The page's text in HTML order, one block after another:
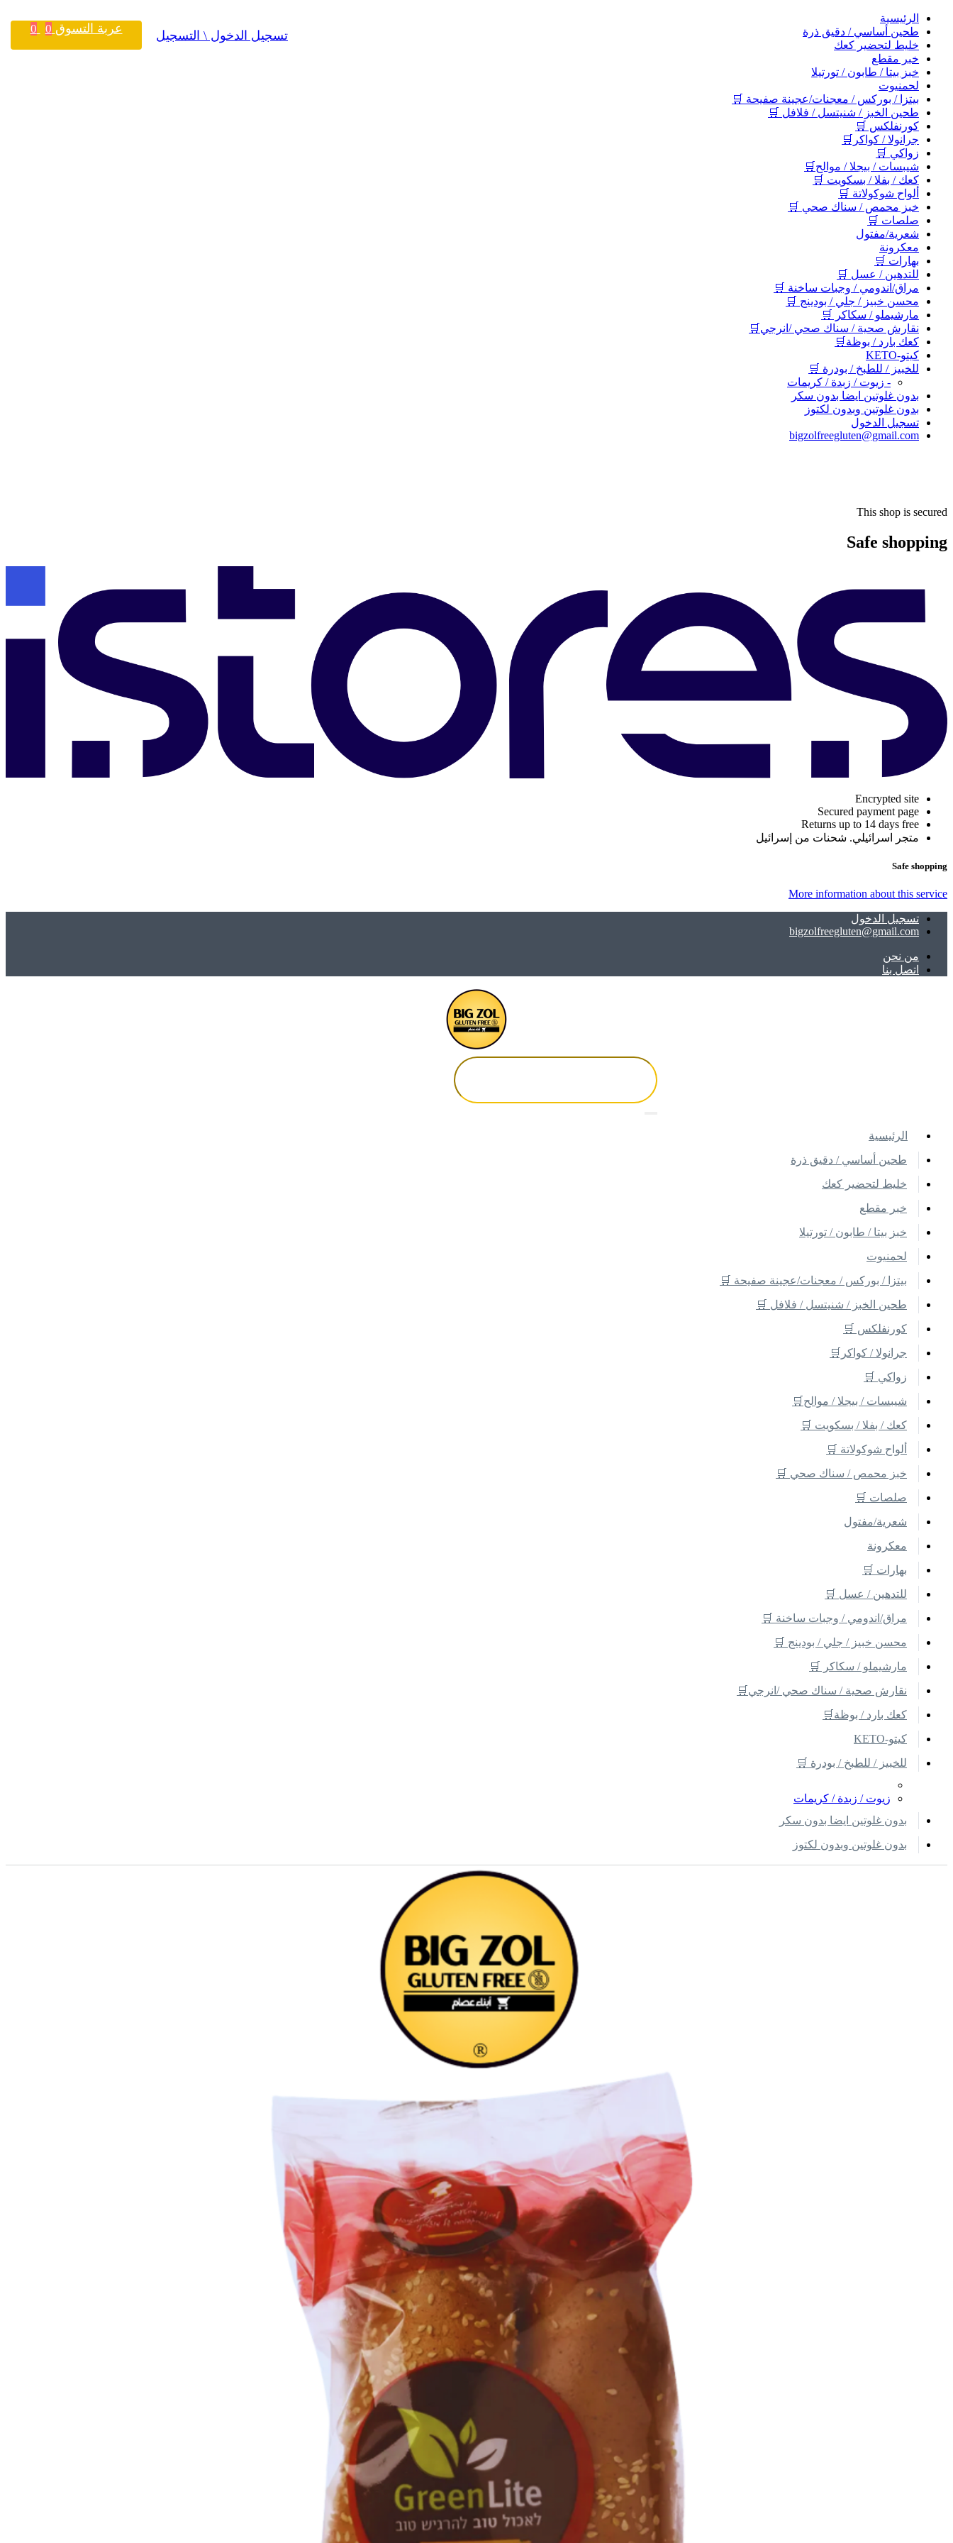
اﻟﺮﺋﻴﺴﻴﺔ
طحين أساسي / دقيق ذرة
خليط لتحضير كعك
خبر مقطع
خبز بيتا / طابون / تورتيلا
لحمنيوت
بيتزا / بوركس / معجنات/عجينة صفيحة 🛒
طحين الخبز / شنيتسل / فلافل 🛒
كورنفلكس 🛒
جرانولا / كواكر🛒
زواكي 🛒
شيبسات / بيجلا / موالح🛒
كعك / بفلا / بسكويت 🛒
ألواح شوكولاتة 🛒
خبز محمص / سناك صحي 🛒
صلصات 🛒
شعرية/مفتول
معكرونة
بهارات 🛒
للتدهين / عسل 🛒
مراق/اندومي / وجبات ساخنة 🛒
محسن خبيز / جلي / بودينج 🛒
مارشيملو / سكاكر 🛒
نقارش صحية / سناك صحي /انرجي🛒
كعك بارد / بوظة🛒
كيتو-KETO
للخبيز / للطبخ / بودرة 🛒
- زيوت / زبدة / كريمات
بدون غلوتين ايضا بدون سكر
بدون غلوتين وبدون لكتوز
تسجيل الدخول
bigzolfreegluten@gmail.com
This shop is secured
Safe shopping
Encrypted site
Secured payment page
Returns up to 14 days free
متجر اسرائيلي. شحنات من إسرائيل
Safe shopping
More information about this service
تسجيل الدخول
bigzolfreegluten@gmail.com
ﻣﻦ ﻧﺤﻦ
اتصل بنا
تسجيل الدخول \ التسجيل عربة التسوق 0
0
اﻟﺮﺋﻴﺴﻴﺔ
طحين أساسي / دقيق ذرة
خليط لتحضير كعك
خبر مقطع
خبز بيتا / طابون / تورتيلا
لحمنيوت
بيتزا / بوركس / معجنات/عجينة صفيحة 🛒
طحين الخبز / شنيتسل / فلافل 🛒
كورنفلكس 🛒
جرانولا / كواكر🛒
زواكي 🛒
شيبسات / بيجلا / موالح🛒
كعك / بفلا / بسكويت 🛒
ألواح شوكولاتة 🛒
خبز محمص / سناك صحي 🛒
صلصات 🛒
شعرية/مفتول
معكرونة
بهارات 🛒
للتدهين / عسل 🛒
مراق/اندومي / وجبات ساخنة 🛒
محسن خبيز / جلي / بودينج 🛒
مارشيملو / سكاكر 🛒
نقارش صحية / سناك صحي /انرجي🛒
كعك بارد / بوظة🛒
كيتو-KETO
للخبيز / للطبخ / بودرة 🛒
زيوت / زبدة / كريمات
بدون غلوتين ايضا بدون سكر
بدون غلوتين وبدون لكتوز